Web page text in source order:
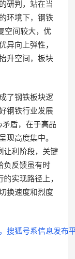
研判，站在当
环境下，钢铁
空间较大，优
异向上弹性，
升空间，板块
了钢铁板块逻
钢铁行业发展
盾，在于高品
现高度集中。
让利阶段，关键
负反馈虽有时
实现路径上，
换速度和烈度
搜狐号系信息发布